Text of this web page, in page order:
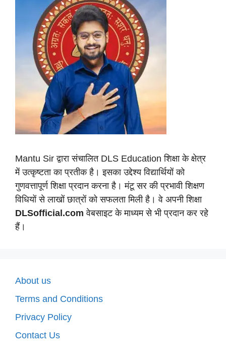
Mantu Sir द्वारा संचालित DLS Education शिक्षा के क्षेत्र
में उत्कृष्टता का प्रतीक है। इसका उद्देश्य विद्यार्थियों को
गुणवत्तापूर्ण शिक्षा प्रदान करना है। मंटू सर की प्रभावी शिक्षण
विधियों से लाखों छात्रों को सफलता मिली है। वे अपनी शिक्षा
DLSofficial.com वेबसाइट के माध्यम से भी प्रदान कर रहे
हैं।
About us
Terms and Conditions
Privacy Policy
Contact Us